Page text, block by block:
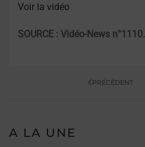
Voir la vidéo
SOURCE : Vidéo-News n°1110.
PRÉCÉDENT
A LA UNE